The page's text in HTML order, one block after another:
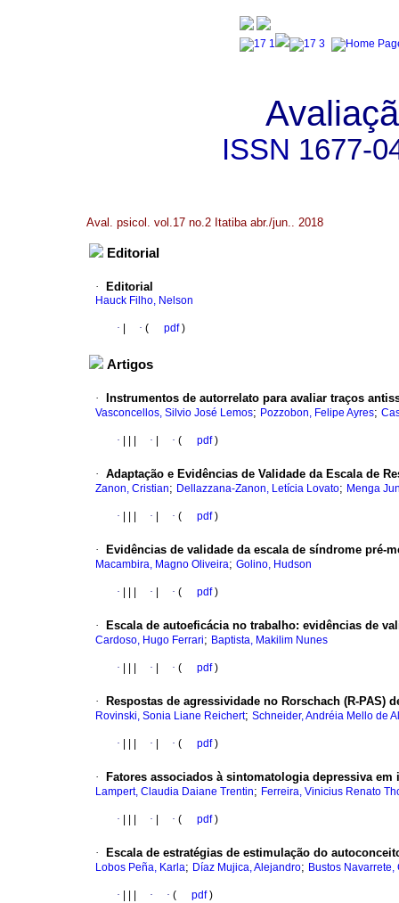
ISSN 1677-
Aval. psicol. vol.17 no.2 Itatiba abr./jun.. 2018
Editorial
· Editorial
Hauck Filho, Nelson
· · ( pdf)
Artigos
· Instrumentos de autorrelato para avaliar traços
Vasconcellos, Silvio José Lemos; Pozzobon, Felipe Ayres;
· · · ( pdf)
· Adaptação e Evidências de Validade da Escala de
Zanon, Cristian; Dellazzana-Zanon, Letícia Lovato; Menga
· · · ( pdf)
· Evidências de validade da escala de síndrome pré-
Macambira, Magno Oliveira; Golino, Hudson
· · · ( pdf)
· Escala de autoeficácia no trabalho: evidências de
Cardoso, Hugo Ferrari; Baptista, Makilim Nunes
· · · ( pdf)
· Respostas de agressividade no Rorschach (R-PAS)
Rovinski, Sonia Liane Reichert; Schneider, Andréia Mello de
· · · ( pdf)
· Fatores associados à sintomatologia depressiva em
Lampert, Claudia Daiane Trentin; Ferreira, Vinicius Renato
· · · ( pdf)
· Escala de estratégias de estimulação do
Lobos Peña, Karla; Díaz Mujica, Alejandro; Bustos Navarrete,
· · · ( pdf)